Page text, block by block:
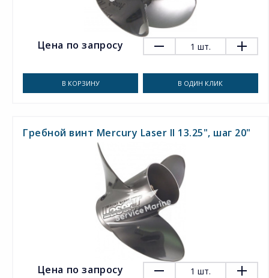
Цена по запросу 1 шт.
В КОРЗИНУ В ОДИН КЛИК
Гребной винт Mercury Laser II 13.25", шаг 20"
Цена по запросу 1 шт.